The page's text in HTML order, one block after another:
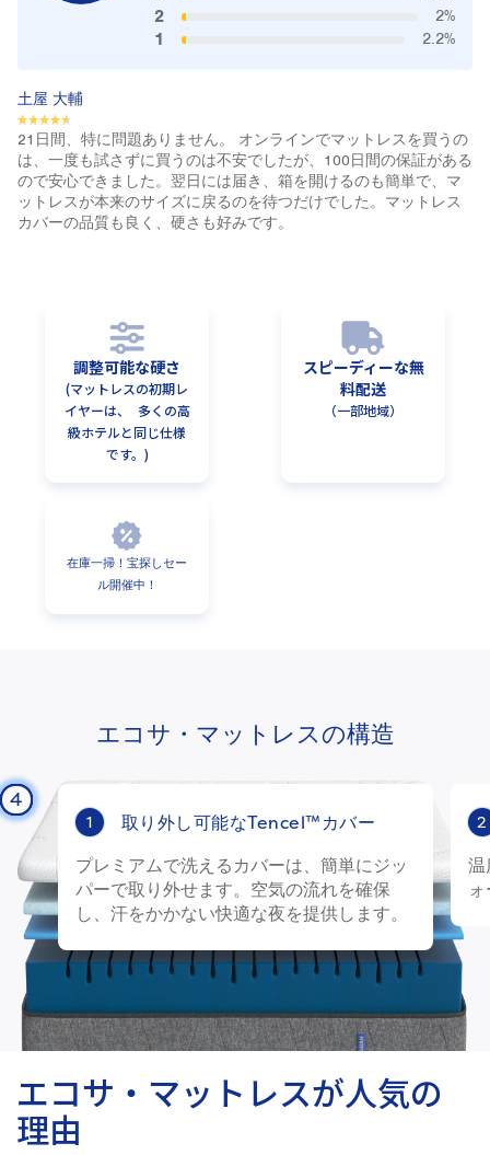
2 2%
1 2.2%
土屋 大輔
21日間、特に問題ありません。 オンラインでマットレスを買うの
は、一度も試さずに買うのは不安でしたが、100日間の保証がある
ので安心できました。翌日には届き、箱を開けるのも簡単で、マ
ットレスが本来のサイズに戻るのを待つだけでした。マットレス
カバーの品質も良く、硬さも好みです。
調整可能な硬さ
(マットレスの初期レ
イヤーは、 多くの高
級ホテルと同じ仕様
です。)
スピーディーな無
料配送
（一部地域）
在庫一掃！宝探しセー
ル開催中！
エコサ・マットレスの構造
1
2
3
4
1 取り外し可能なTencel™カバー
プレミアムで洗えるカバーは、簡単にジッ
パーで取り外せます。空気の流れを確保
し、汗をかかない快適な夜を提供します。
2
温
エコサ・マットレスが人気の
理由